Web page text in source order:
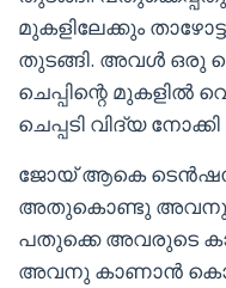
മുകളിലേക്കും
തുടങ്ങി. അവൾ ഒരു
ചെപ്പിന്റെ മുകളിൽ
ചെപ്പടി വിദ്യ
ജോയ് ആകെ
അതുകൊണ്ടു അവനു
പതുക്കെ അവരുടെ
അവനു കാണാൻ